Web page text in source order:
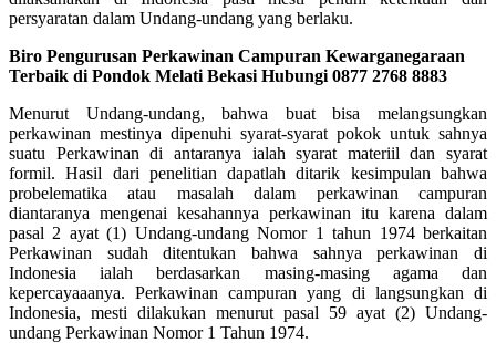
persyaratan dalam Undang-undang yang berlaku.
Biro Pengurusan Perkawinan Campuran Kewarganegaraan
Terbaik di Pondok Melati Bekasi Hubungi 0877 2768 8883
Menurut Undang-undang, bahwa buat bisa melangsungkan
perkawinan mestinya dipenuhi syarat-syarat pokok untuk sahnya
suatu Perkawinan di antaranya ialah syarat materiil dan syarat
formil. Hasil dari penelitian dapatlah ditarik kesimpulan bahwa
probelematika atau masalah dalam perkawinan campuran
diantaranya mengenai kesahannya perkawinan itu karena dalam
pasal 2 ayat (1) Undang-undang Nomor 1 tahun 1974 berkaitan
Perkawinan sudah ditentukan bahwa sahnya perkawinan di
Indonesia ialah berdasarkan masing-masing agama dan
kepercayaaanya. Perkawinan campuran yang di langsungkan di
Indonesia, mesti dilakukan menurut pasal 59 ayat (2) Undang-
undang Perkawinan Nomor 1 Tahun 1974.